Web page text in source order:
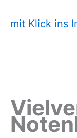
mit Klick ins